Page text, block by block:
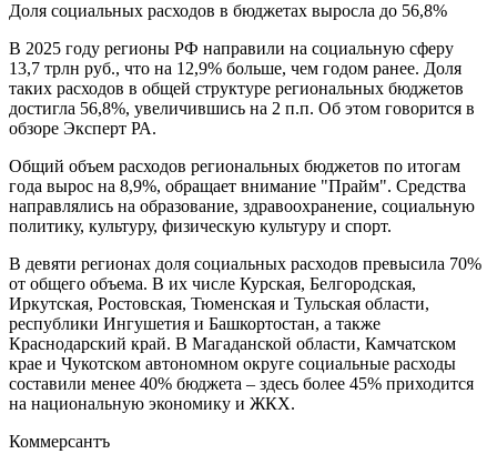
Доля социальных расходов в бюджетах выросла до 56,8%
В 2025 году регионы РФ направили на социальную сферу
13,7 трлн руб., что на 12,9% больше, чем годом ранее. Доля
таких расходов в общей структуре региональных бюджетов
достигла 56,8%, увеличившись на 2 п.п. Об этом говорится в
обзоре Эксперт РА.
Общий объем расходов региональных бюджетов по итогам
года вырос на 8,9%, обращает внимание "Прайм". Средства
направлялись на образование, здравоохранение, социальную
политику, культуру, физическую культуру и спорт.
В девяти регионах доля социальных расходов превысила 70%
от общего объема. В их числе Курская, Белгородская,
Иркутская, Ростовская, Тюменская и Тульская области,
республики Ингушетия и Башкортостан, а также
Краснодарский край. В Магаданской области, Камчатском
крае и Чукотском автономном округе социальные расходы
составили менее 40% бюджета – здесь более 45% приходится
на национальную экономику и ЖКХ.
Коммерсантъ